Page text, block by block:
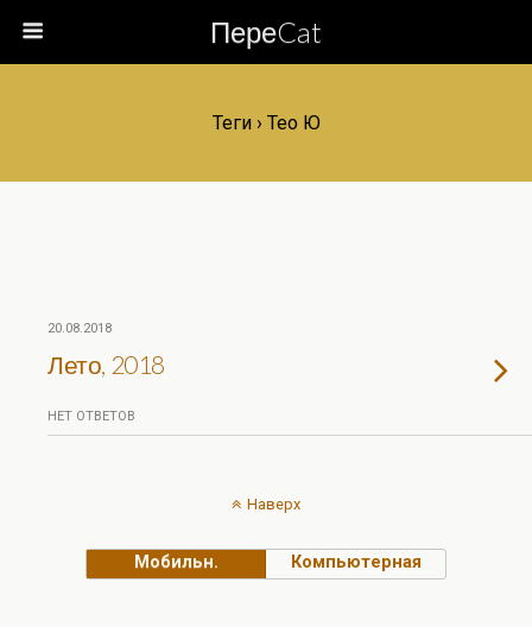
ПереCat
Теги › Тео Ю
20.08.2018
Лето, 2018
НЕТ ОТВЕТОВ
Наверх
Мобильн. Компьютерная